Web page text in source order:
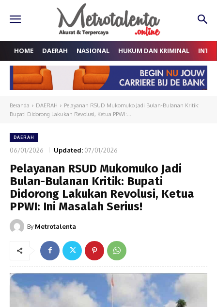
HOME DAERAH NASIONAL HUKUM DAN KRIMINAL
Beranda DAERAH
Pelayanan RSUD Mukomuko Jadi Bulan-Bulanan Kritik:
Bupati Didorong Lakukan Revolusi, Ketua PPWI:...
DAERAH
06/01/2026 Updated: 07/01/2026
Pelayanan RSUD Mukomuko Jadi
Bulan-Bulanan Kritik: Bupati
Didorong Lakukan Revolusi, Ketua
PPWI: Ini Masalah Serius!
By Metrotalenta